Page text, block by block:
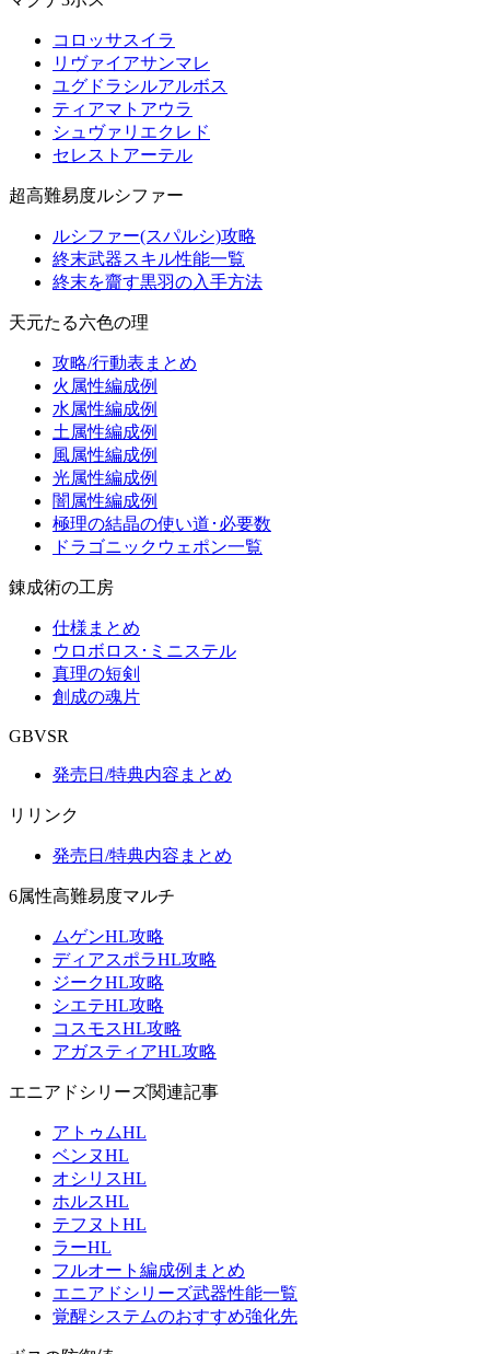
コロッサスイラ
リヴァイアサンマレ
ユグドラシルアルボス
ティアマトアウラ
シュヴァリエクレド
セレストアーテル
超高難易度ルシファー
ルシファー(スパルシ)攻略
終末武器スキル性能一覧
終末を齎す黒羽の入手方法
天元たる六色の理
攻略/行動表まとめ
火属性編成例
水属性編成例
土属性編成例
風属性編成例
光属性編成例
闇属性編成例
極理の結晶の使い道･必要数
ドラゴニックウェポン一覧
錬成術の工房
仕様まとめ
ウロボロス･ミニステル
真理の短剣
創成の魂片
GBVSR
発売日/特典内容まとめ
リリンク
発売日/特典内容まとめ
6属性高難易度マルチ
ムゲンHL攻略
ディアスポラHL攻略
ジークHL攻略
シエテHL攻略
コスモスHL攻略
アガスティアHL攻略
エニアドシリーズ関連記事
アトゥムHL
ベンヌHL
オシリスHL
ホルスHL
テフヌトHL
ラーHL
フルオート編成例まとめ
エニアドシリーズ武器性能一覧
覚醒システムのおすすめ強化先